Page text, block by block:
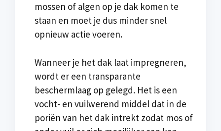
mossen of algen op je dak komen te
staan en moet je dus minder snel
opnieuw actie voeren.
Wanneer je het dak laat impregneren,
wordt er een transparante
beschermlaag op gelegd. Het is een
vocht- en vuilwerend middel dat in de
poriën van het dak intrekt zodat mos of